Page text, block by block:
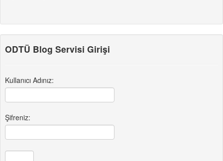
ODTÜ Blog Servisi Girişi
Kullanıcı Adınız:
Şifreniz: